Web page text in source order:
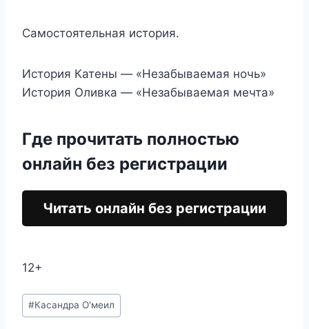
Самостоятельная история.
История Катены — «Незабываемая ночь»
История Оливка — «Незабываемая мечта»
Где прочитать полностью
онлайн без регистрации
Читать онлайн без регистрации
12+
Метки
записи:
#Касандра О'меил